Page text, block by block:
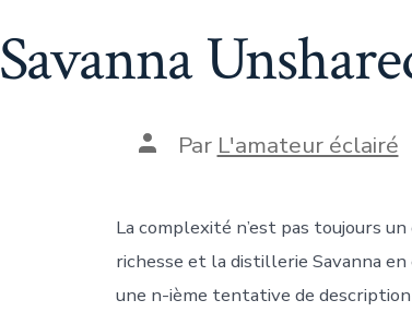
Savanna
Auteur
Par L'amateur éclairé
La complexité n’est pas toujours
richesse et la distillerie Savanna
une n-ième tentative de